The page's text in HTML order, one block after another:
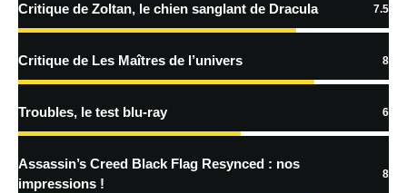
Critique de Zoltan, le chien sanglant de Dracula 7.5
Critique de Les Maîtres de l’univers 8
Troubles, le test blu-ray 6
Assassin’s Creed Black Flag Resynced : nos
impressions !
8